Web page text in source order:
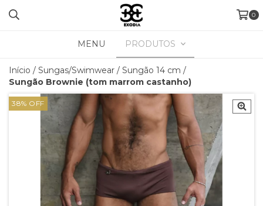
0
MENU PRODUTOS
Início / Sungas/Swimwear / Sungão 14 cm /
Sungão Brownie (tom marrom castanho)
38% OFF